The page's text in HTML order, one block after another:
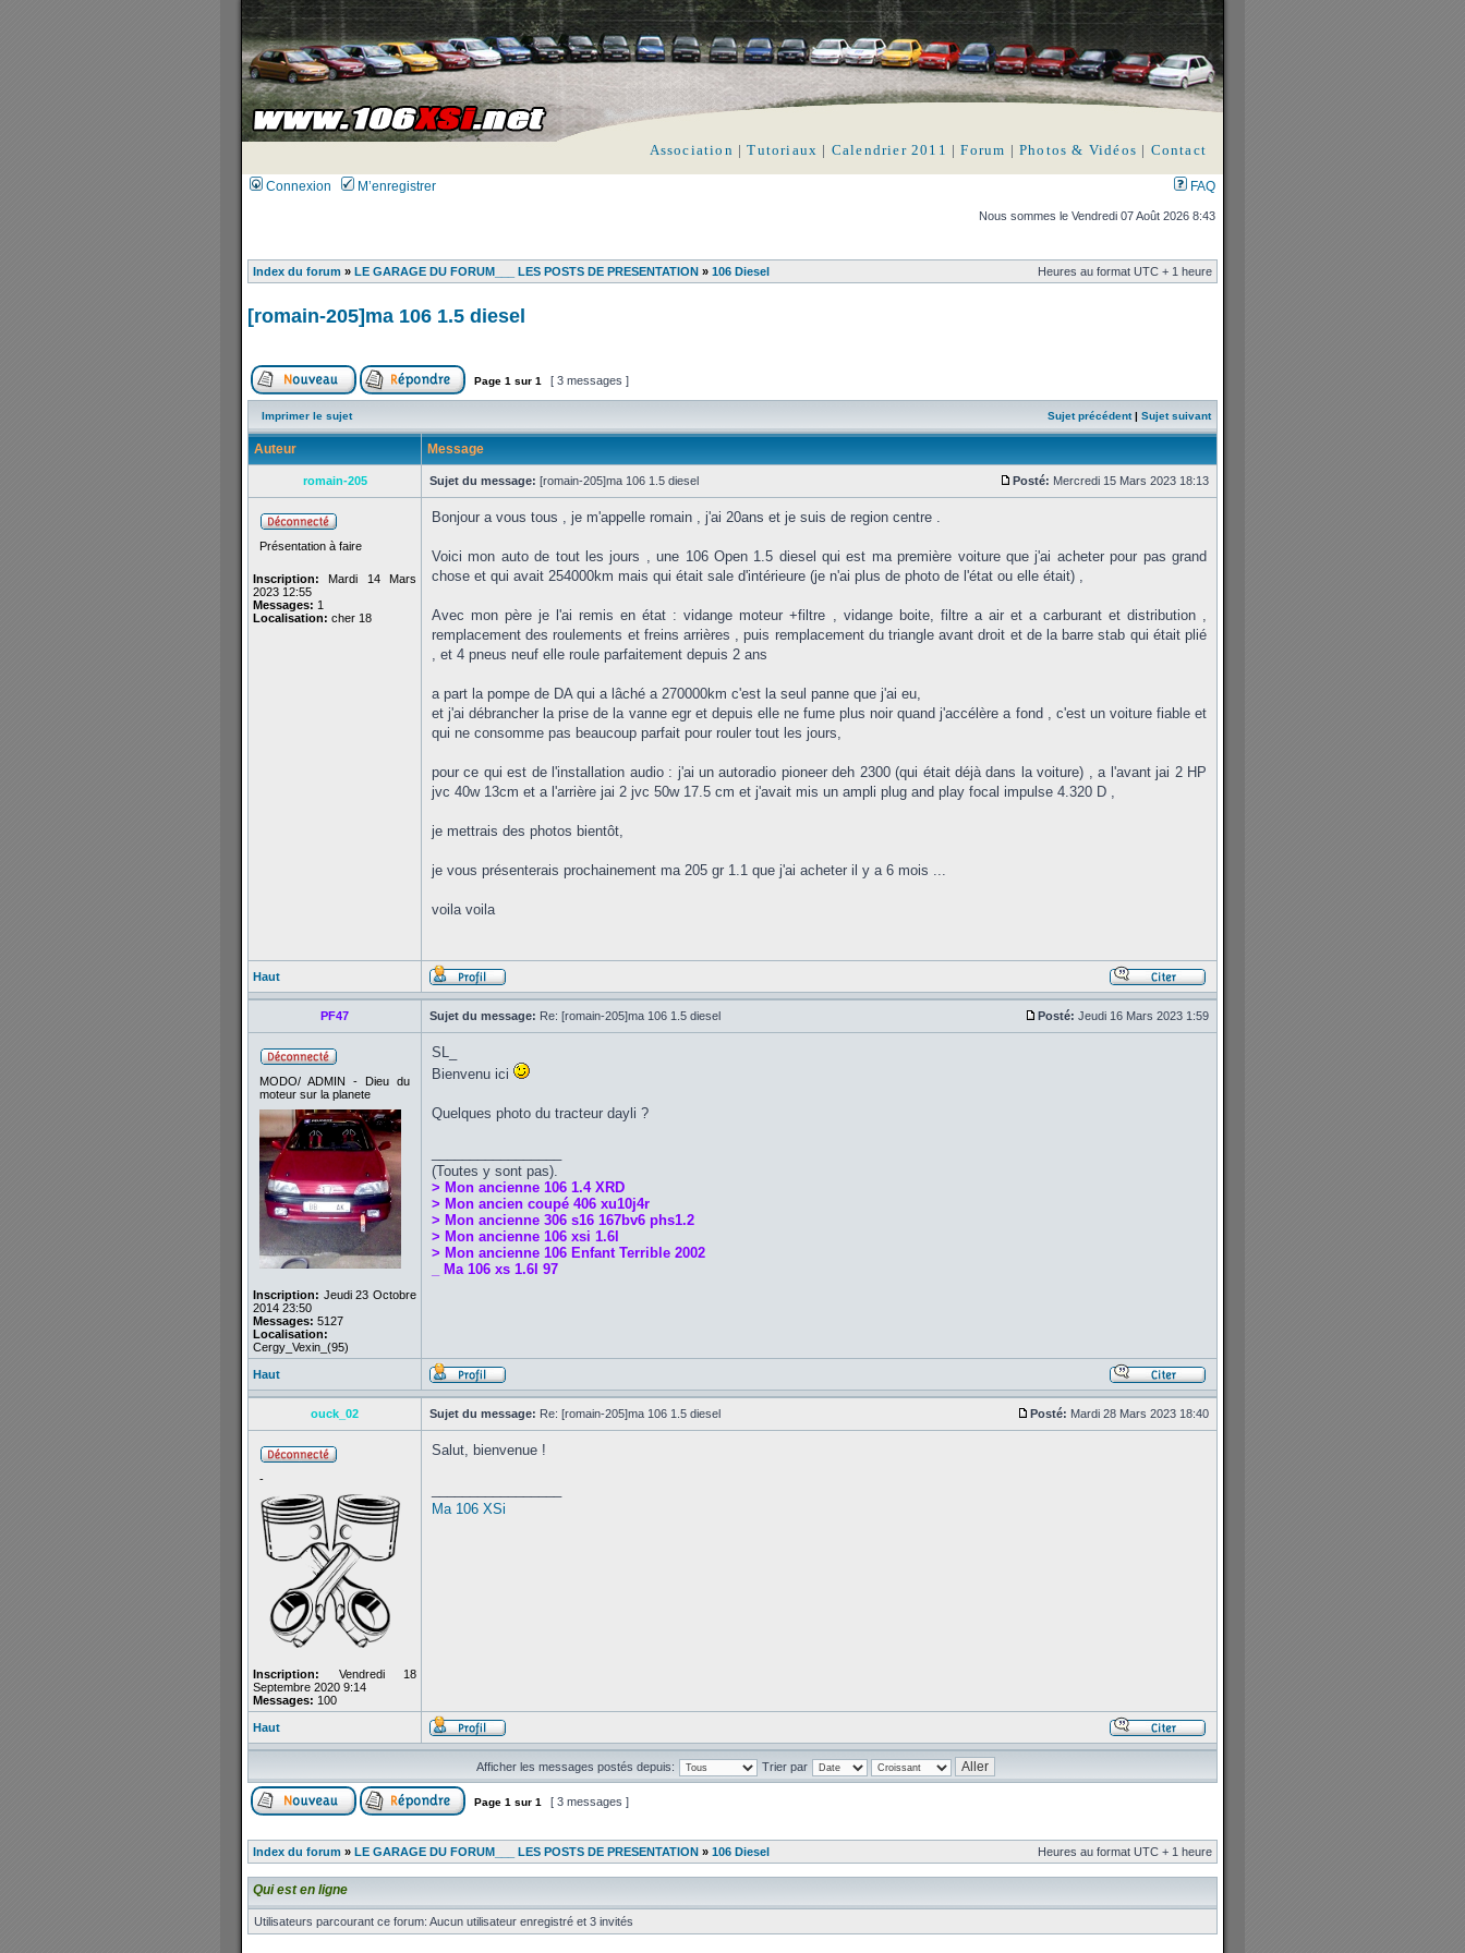
Association |Tutoriaux | Calendrier 2011 |Forum | Photos & Vidéos | Contact
Connexion M’enregistrer FAQ
Nous sommes le Vendredi 07 Août 2026 8:43
Index du forum » LE GARAGE DU FORUM___ LES POSTS DE PRESENTATION » 106 Diesel Heures au format UTC + 1 heure
[romain-205]ma 106 1.5 diesel
Page 1 sur 1 [ 3 messages ]
Imprimer le sujet Sujet précédent| Sujet suivant
Auteur Message
romain-205 Sujet du message: [romain-205]ma 106 1.5 diesel Posté: Mercredi 15 Mars 2023 18:13
Présentation à faire
Inscription: Mardi 14 Mars
2023 12:55
Messages: 1
Localisation: cher 18
Bonjour a vous tous , je m'appelle romain , j'ai 20ans et je suis de region centre .
Voici mon auto de tout les jours , une 106 Open 1.5 diesel qui est ma première voiture que j'ai acheter pour pas grand
chose et qui avait 254000km mais qui était sale d'intérieure (je n'ai plus de photo de l'état ou elle était) ,
Avec mon père je l'ai remis en état : vidange moteur +filtre , vidange boite, filtre a air et a carburant et distribution ,
remplacement des roulements et freins arrières , puis remplacement du triangle avant droit et de la barre stab qui était plié
, et 4 pneus neuf elle roule parfaitement depuis 2 ans
a part la pompe de DA qui a lâché a 270000km c'est la seul panne que j'ai eu,
et j'ai débrancher la prise de la vanne egr et depuis elle ne fume plus noir quand j'accélère a fond , c'est un voiture fiable et
qui ne consomme pas beaucoup parfait pour rouler tout les jours,
pour ce qui est de l'installation audio : j'ai un autoradio pioneer deh 2300 (qui était déjà dans la voiture) , a l'avant jai 2 HP
jvc 40w 13cm et a l'arrière jai 2 jvc 50w 17.5 cm et j'avait mis un ampli plug and play focal impulse 4.320 D ,
je mettrais des photos bientôt,
je vous présenterais prochainement ma 205 gr 1.1 que j'ai acheter il y a 6 mois ...
voila voila
Haut
PF47 Sujet du message: Re: [romain-205]ma 106 1.5 diesel Posté: Jeudi 16 Mars 2023 1:59
MODO/ ADMIN - Dieu du
moteur sur la planete
Inscription: Jeudi 23 Octobre
2014 23:50
Messages: 5127
Localisation:
Cergy_Vexin_(95)
SL_
Bienvenu ici
Quelques photo du tracteur dayli ?
(Toutes y sont pas).
> Mon ancienne 106 1.4 XRD
> Mon ancien coupé 406 xu10j4r
> Mon ancienne 306 s16 167bv6 phs1.2
> Mon ancienne 106 xsi 1.6l
> Mon ancienne 106 Enfant Terrible 2002
_ Ma 106 xs 1.6l 97
Haut
ouck_02 Sujet du message: Re: [romain-205]ma 106 1.5 diesel Posté: Mardi 28 Mars 2023 18:40
-
Inscription: Vendredi 18
Septembre 2020 9:14
Messages: 100
Salut, bienvenue !
Ma 106 XSi
Haut
Afficher les messages postés depuis: Trier par
Page 1 sur 1 [ 3 messages ]
Index du forum » LE GARAGE DU FORUM___ LES POSTS DE PRESENTATION » 106 Diesel Heures au format UTC + 1 heure
Qui est en ligne
Utilisateurs parcourant ce forum: Aucun utilisateur enregistré et 3 invités